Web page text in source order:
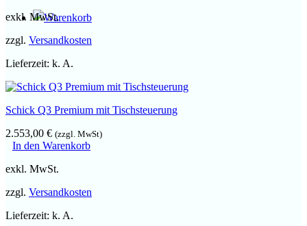
exkl. MwSt.
zzgl. Versandkosten
Lieferzeit: k. A.
Schick Q3 Premium mit Tischsteuerung
2.553,00 € (zzgl. MwSt)
In den Warenkorb
exkl. MwSt.
zzgl. Versandkosten
Lieferzeit: k. A.